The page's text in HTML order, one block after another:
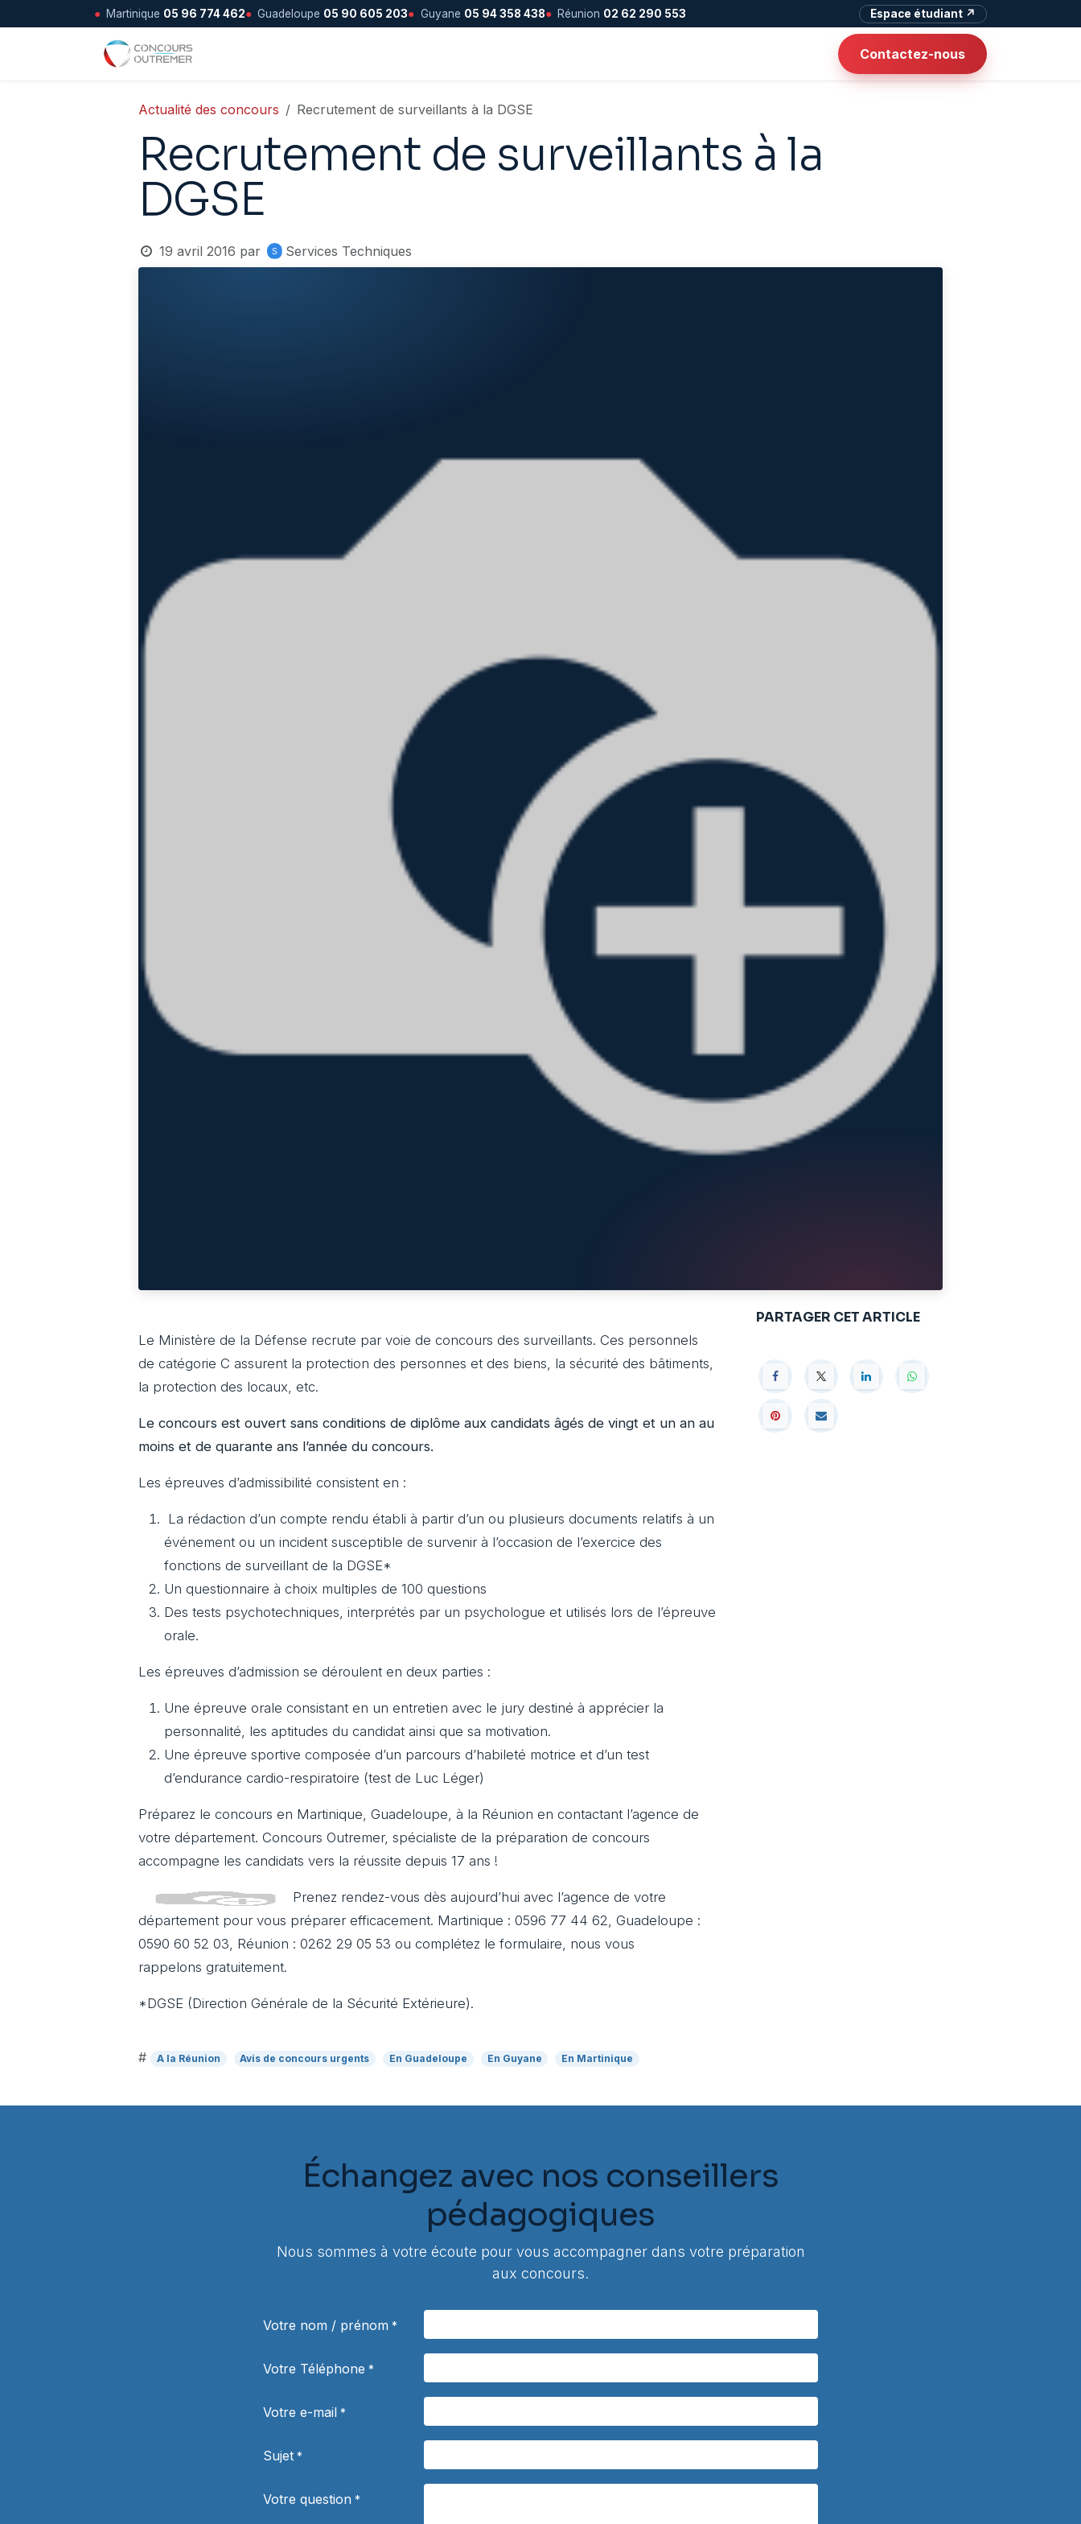
● Martinique 05 96 774 462● Guadeloupe 05 90 605 203● Guyane 05 94 358 438● Réunion 02 62 290 553 Espace étudiant ↗
Se rendre au contenu
Contactez-nous
Actualité des concours Recrutement de surveillants à la DGSE
Recrutement de surveillants à la
DGSE
19 avril 2016 par Services Techniques
Le Ministère de la Défense recrute par voie de concours des surveillants. Ces personnels
de catégorie C assurent la protection des personnes et des biens, la sécurité des bâtiments,
la protection des locaux, etc.
Le concours est ouvert sans conditions de diplôme aux candidats âgés de vingt et un an au
moins et de quarante ans l’année du concours.
Les épreuves d’admissibilité consistent en :
La rédaction d’un compte rendu établi à partir d’un ou plusieurs documents relatifs à un
événement ou un incident susceptible de survenir à l’occasion de l’exercice des
fonctions de surveillant de la DGSE*
Un questionnaire à choix multiples de 100 questions
Des tests psychotechniques, interprétés par un psychologue et utilisés lors de l’épreuve
orale.
Les épreuves d’admission se déroulent en deux parties :
Une épreuve orale consistant en un entretien avec le jury destiné à apprécier la
personnalité, les aptitudes du candidat ainsi que sa motivation.
Une épreuve sportive composée d’un parcours d’habileté motrice et d’un test
d’endurance cardio-respiratoire (test de Luc Léger)
Préparez le concours en Martinique, Guadeloupe, à la Réunion en contactant l’agence de
votre département. Concours Outremer, spécialiste de la préparation de concours
accompagne les candidats vers la réussite depuis 17 ans !
Prenez rendez-vous dès aujourd’hui avec l’agence de votre
département pour vous préparer efficacement. Martinique : 0596 77 44 62, Guadeloupe :
0590 60 52 03, Réunion : 0262 29 05 53 ou complétez le formulaire, nous vous
rappelons gratuitement.
*DGSE (Direction Générale de la Sécurité Extérieure).
# A la Réunion Avis de concours urgents En Guadeloupe En Guyane En Martinique
PARTAGER CET ARTICLE
Échangez avec nos conseillers
pédagogiques
Nous sommes à votre écoute pour vous accompagner dans votre préparation
aux concours.
Votre nom / prénom *
Votre Téléphone *
Votre e-mail *
Sujet *
Votre question *